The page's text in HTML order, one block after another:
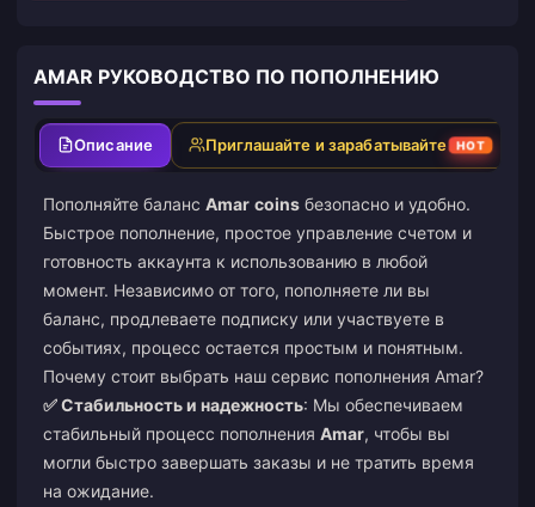
AMAR РУКОВОДСТВО ПО ПОПОЛНЕНИЮ
Описание Приглашайте и зарабатывайте HOT
Пополняйте баланс Amar coins безопасно и удобно.
Быстрое пополнение, простое управление счетом и
готовность аккаунта к использованию в любой
момент. Независимо от того, пополняете ли вы
баланс, продлеваете подписку или участвуете в
событиях, процесс остается простым и понятным.
Почему стоит выбрать наш сервис пополнения Amar?
✅ Стабильность и надежность: Мы обеспечиваем
стабильный процесс пополнения Amar, чтобы вы
могли быстро завершать заказы и не тратить время
на ожидание.